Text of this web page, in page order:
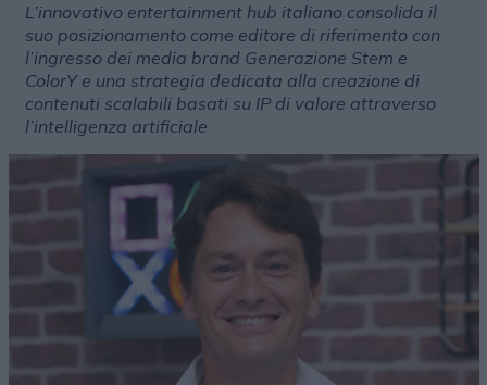
L’innovativo entertainment hub italiano consolida il
suo posizionamento come editore di riferimento con
l’ingresso dei media brand Generazione Stem e
ColorY e una strategia dedicata alla creazione di
contenuti scalabili basati su IP di valore attraverso
l’intelligenza artificiale